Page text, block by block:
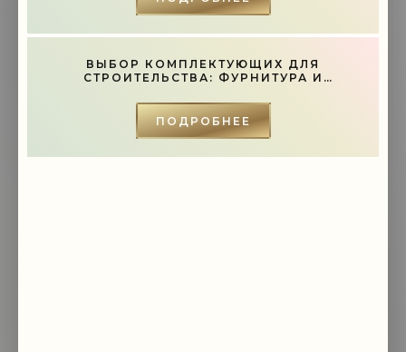
ВЫБОР КОМПЛЕКТУЮЩИХ ДЛЯ
СТРОИТЕЛЬСТВА: ФУРНИТУРА И
ПОДРОБНЕЕ